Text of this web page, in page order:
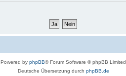
Powered by phpBB® Forum Software © phpBB Limited
Deutsche Übersetzung durch phpBB.de